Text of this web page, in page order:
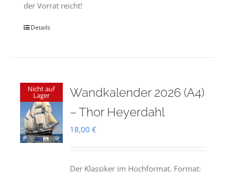
der Vorrat reicht!
Details
Nicht auf
Lager
Wandkalender 2026 (A4)
– Thor Heyerdahl
18,00€
Der Klassiker im Hochformat. Format: